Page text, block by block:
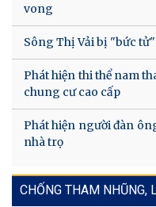
vong
Sông Thị Vải bị "bức
Phát hiện thi thể nam
chung cư cao cấp
Phát hiện người đàn
nhà trọ
CHỐNG THAM NHŨNG,